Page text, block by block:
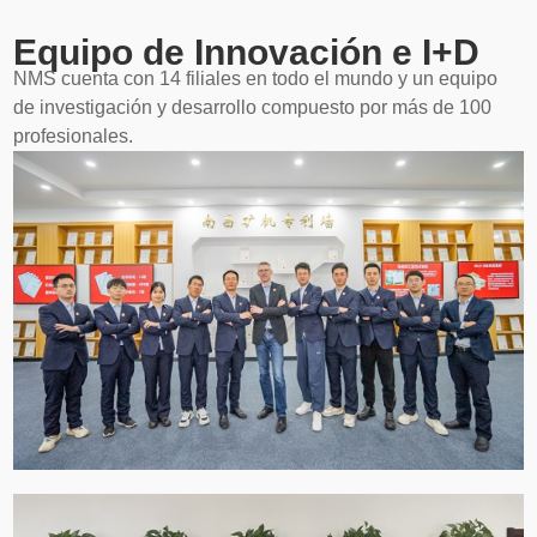
Equipo de Innovación e I+D
NMS cuenta con 14 filiales en todo el mundo y un equipo
de investigación y desarrollo compuesto por más de 100
profesionales.